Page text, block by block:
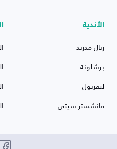
الأندية
ريال مدريد
برشلونة
ليفربول
مانشستر سيتي